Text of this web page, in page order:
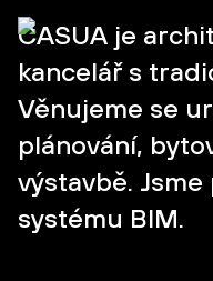
CASUA je
kancelář s
Věnujeme se
plánování,
výstavbě.
systému BIM.